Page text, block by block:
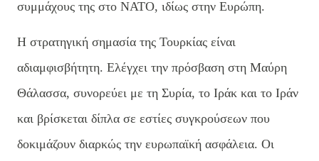
συμμάχους της στο ΝΑΤΟ, ιδίως στην Ευρώπη.
Η στρατηγική σημασία της Τουρκίας είναι
αδιαμφισβήτητη. Ελέγχει την πρόσβαση στη Μαύρη
Θάλασσα, συνορεύει με τη Συρία, το Ιράκ και το Ιράν
και βρίσκεται δίπλα σε εστίες συγκρούσεων που
δοκιμάζουν διαρκώς την ευρωπαϊκή ασφάλεια. Οι